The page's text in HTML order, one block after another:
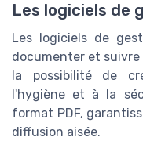
Les logiciels de
Les logiciels de
documenter et suivre
la possibilité de
l'hygiène et à la
format PDF,
diffusion aisée.